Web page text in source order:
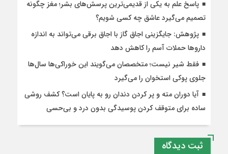
پاسخ علم به یکی از قدیمی‌ترین پرسش‌های بشر؛ مغز چگونه
تصمیم می‌گیرد عاشق چه کسی شویم؟
پژوهش: جایگزینی اجاق گاز با اجاق برقی می‌تواند به اندازه
داروها حملات آسم را کاهش دهد
فقط شیر نیست؛ متخصصان می‌گویند این خوراکی‌ها سال‌ها
جلوی پوکی استخوان را می‌گیرد
آیا دوران مته و پر کردن دندان رو به پایان است؟ کشف روشی
ساده برای متوقف کردن پوسیدگی بدون درد و بی‌حسی
ثبت دیدگاه